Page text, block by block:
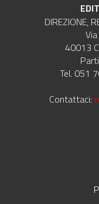
DIREZIONE,
40013
Tel. 051
Contattaci: